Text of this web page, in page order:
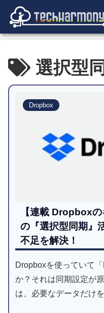
選択型
Dropbox
【連載 Dropbox
の『選択型同期』
不足を解決！
Dropboxを使っていて
か？それは同期設定が
は、必要なデータだけ
る「選択型同期」の設